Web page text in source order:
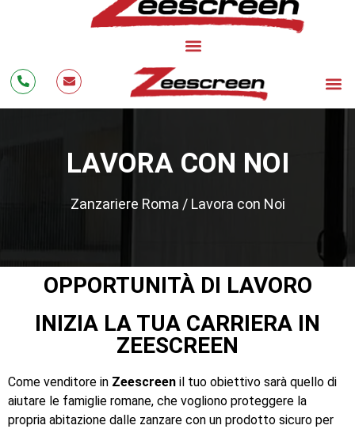
LAVORA CON NOI
Zanzariere Roma / Lavora con Noi
OPPORTUNITÀ DI LAVORO
INIZIA LA TUA CARRIERA IN
ZEESCREEN
Come venditore in Zeescreen il tuo obiettivo sarà quello di
aiutare le famiglie romane, che vogliono proteggere la
propria abitazione dalle zanzare con un prodotto sicuro per